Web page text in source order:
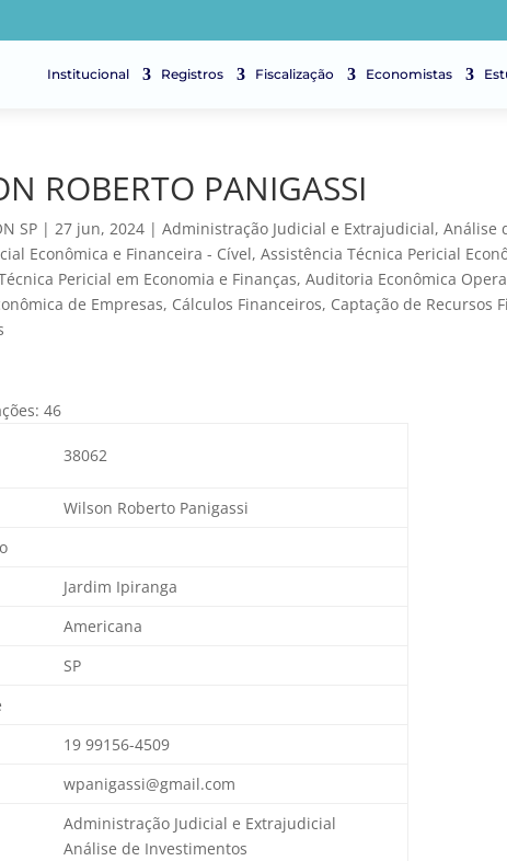
Institucional Registros Fiscalização Economistas
ROBERTO PANIGASSI
SP |27 jun, 2024 |Administração Judicial e Extrajudicial,Análise
Econômica e Financeira - Cível,Assistência Técnica Pericial
Pericial em Economia e Finanças,Auditoria Econômica
de Empresas, Cálculos Financeiros, Captação de Recursos
46
38062
Wilson Roberto Panigassi
Jardim Ipiranga
Americana
SP
19 99156-4509
wpanigassi@gmail.com
Administração Judicial e Extrajudicial
Análise de Investimentos